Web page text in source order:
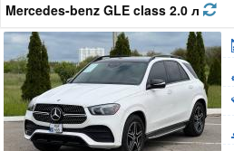
Mercedes-benz GLE class 2.0 л